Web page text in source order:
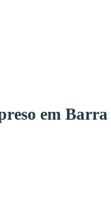
em Barra